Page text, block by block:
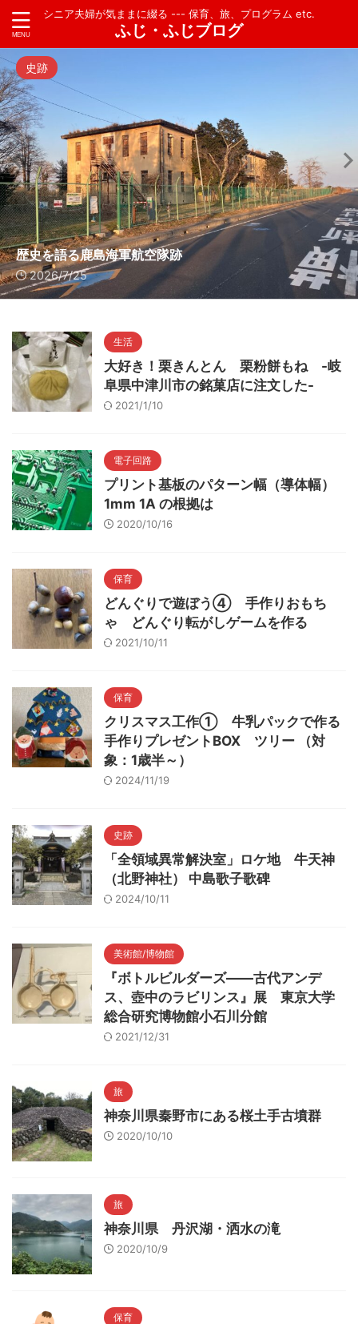
シニア夫婦が気ままに綴る --- 保育、旅、プログラム etc.
ふじ・ふじブログ
史跡
歴史を語る鹿島海軍航空隊跡
2026/7/25
生活
大好き！栗きんとん 栗粉餅もね -岐
阜県中津川市の銘菓店に注文した-
2021/1/10
電子回路
プリント基板のパターン幅（導体幅）
1mm 1A の根拠は
2020/10/16
保育
どんぐりで遊ぼう④ 手作りおもち
ゃ どんぐり転がしゲームを作る
2021/10/11
保育
クリスマス工作① 牛乳パックで作る
手作りプレゼントBOX ツリー （対
象：1歳半～）
2024/11/19
史跡
「全領域異常解決室」ロケ地 牛天神
（北野神社） 中島歌子歌碑
2024/10/11
美術館/博物館
『ボトルビルダーズ――古代アンデ
ス、壺中のラビリンス』展 東京大学
総合研究博物館小石川分館
2021/12/31
旅
神奈川県秦野市にある桜土手古墳群
2020/10/10
旅
神奈川県 丹沢湖・洒水の滝
2020/10/9
保育